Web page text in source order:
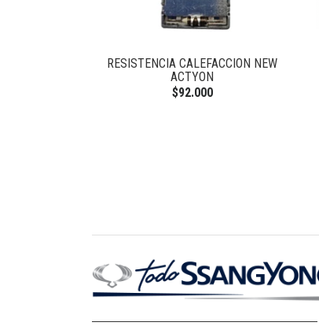
RESISTENCIA CALEFACCION NEW
ACTYON
$92.000